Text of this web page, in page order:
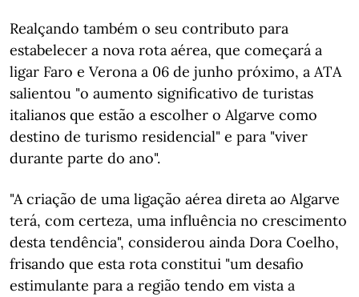
Realçando também o seu contributo para
estabelecer a nova rota aérea, que começará a
ligar Faro e Verona a 06 de junho próximo, a ATA
salientou "o aumento significativo de turistas
italianos que estão a escolher o Algarve como
destino de turismo residencial" e para "viver
durante parte do ano".
"A criação de uma ligação aérea direta ao Algarve
terá, com certeza, uma influência no crescimento
desta tendência", considerou ainda Dora Coelho,
frisando que esta rota constitui "um desafio
estimulante para a região tendo em vista a